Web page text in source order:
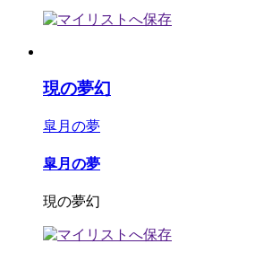
現の夢幻
皐月の夢
皐月の夢
現の夢幻